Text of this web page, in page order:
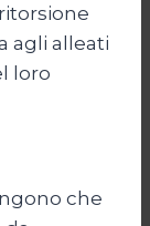
agli alleati
loro
che